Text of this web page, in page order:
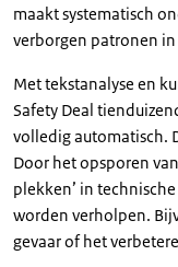
maakt systematisch
verborgen patronen
Met tekstanalyse en
Safety Deal
volledig automatisch.
Door het opsporen
plekken’ in
worden verholpen.
gevaar of het